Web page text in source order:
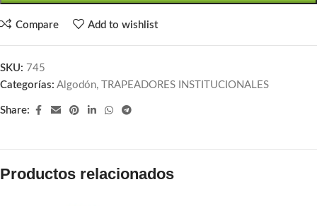
Compare Add to wishlist
SKU: 745
Categorías: Algodón, TRAPEADORES INSTITUCIONALES
Share:
Productos relacionados